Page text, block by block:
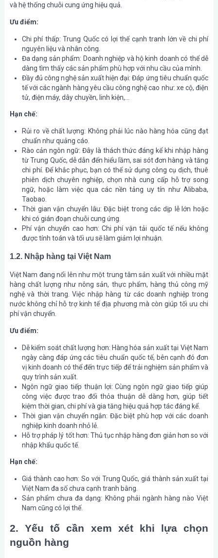
và hệ thống chuỗi cung ứng hiệu quả.
Ưu điểm:
Chi phí thấp: Trung Quốc có lợi thế cạnh tranh lớn về chi phí
nguyên liệu và nhân công.
Đa dạng sản phẩm: Doanh nghiệp và hộ kinh doanh có thể dễ
dàng tìm thấy các sản phẩm phù hợp với nhu cầu của mình.
Đầy đủ công nghệ sản xuất hiện đại: Đáp ứng tiêu chuẩn quốc
tế với các ngành hàng yêu cầu công nghệ cao như: xe cộ, điện
tử, điện máy, dây chuyền, linh kiện,…
Hạn chế:
Rủi ro về chất lượng: Không phải lúc nào hàng hóa cũng đạt
chuẩn như quảng cáo.
Rào cản ngôn ngữ: Đây là thách thức đáng kể khi nhập hàng
từ Trung Quốc, dễ dẫn đến hiểu lầm, sai sót đơn hàng và tăng
chi phí. Để khắc phục, bạn có thể sử dụng công cụ dịch, thuê
phiên dịch chuyên nghiệp, chọn nhà cung cấp hỗ trợ song
ngữ, hoặc làm việc qua các nền tảng uy tín như Alibaba,
Taobao.
Thời gian vận chuyển lâu: Đặc biệt trong các dịp lễ lớn hoặc
khi có gián đoạn chuỗi cung ứng.
Phí vận chuyển cao hơn: Chi phí vận tải quốc tế nếu không
được tính toán và tối ưu sẽ làm giảm lợi nhuận.
1.2. Nhập hàng tại Việt Nam
Việt Nam đang nổi lên như một trung tâm sản xuất với nhiều mặt
hàng chất lượng như nông sản, thực phẩm, hàng thủ công mỹ
nghệ và thời trang. Việc nhập hàng từ các doanh nghiệp trong
nước không chỉ hỗ trợ kinh tế địa phương mà còn giúp tối ưu chi
phí vận chuyển.
Ưu điểm:
Dễ kiểm soát chất lượng hơn: Hàng hóa sản xuất tại Việt Nam
ngày càng đáp ứng các tiêu chuẩn quốc tế, bên cạnh đó đơn
vị kinh doanh có thể đến trực tiếp để trải nghiệm sản phẩm và
quy trình sản xuất.
Ngôn ngữ giao tiếp thuận lợi: Cùng ngôn ngữ giao tiếp giúp
công việc được trao đổi thỏa thuận dễ dàng hơn, giúp tiết
kiệm thời gian, chi phí và gia tăng hiệu quả hợp tác đáng kể.
Thời gian vận chuyển ngắn: Đặc biệt phù hợp với các doanh
nghiệp kinh doanh nhỏ lẻ.
Hỗ trợ pháp lý tốt hơn: Thủ tục nhập hàng đơn giản hơn so với
nhập khẩu quốc tế.
Hạn chế:
Giá thành cao hơn: So với Trung Quốc, giá thành sản xuất tại
Việt Nam đa số chưa cạnh tranh bằng.
Sản phẩm chưa đa dạng: Không phải ngành hàng nào Việt
Nam cũng có lợi thế.
2. Yếu tố cần xem xét khi lựa chọn
nguồn hàng